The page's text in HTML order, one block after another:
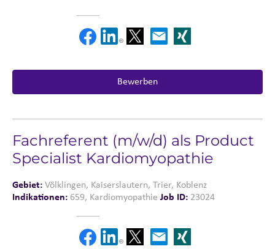
Bewerben
Fachreferent (m/w/d) als Product
Specialist Kardiomyopathie
Gebiet: Völklingen, Kaiserslautern, Trier, Koblenz
Indikationen: 659, Kardiomyopathie Job ID: 23024